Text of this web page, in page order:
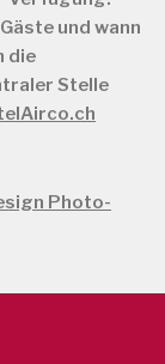
und wann
die
Stelle
Photo-